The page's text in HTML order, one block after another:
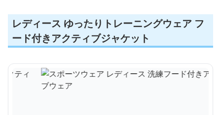
レディース ゆったりトレーニングウェア フ
ード付きアクティブジャケット